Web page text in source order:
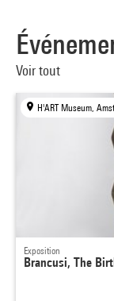
Voir tout
H'ART Museum,
Exposition
Brancusi, The